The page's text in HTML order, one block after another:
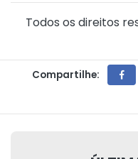
Todos os direitos
Compartilhe: